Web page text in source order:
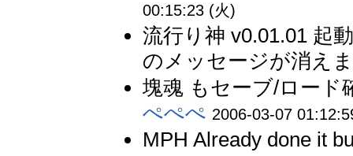
00:15:23 (火)
流行り神 v0.01.01 起
のメッセージが消え
塊魂 もセーブ/ロード
ぺぺぺ 2006-03-07
MPH Already done it